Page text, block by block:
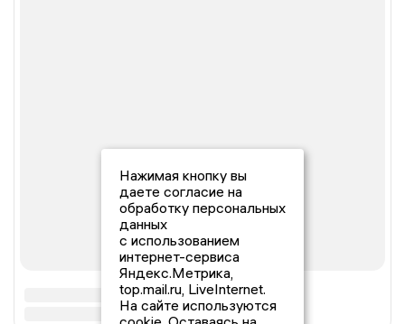
Нажимая кнопку вы
даете согласие на
обработку персональных
данных
с использованием
интернет-сервиса
Яндекс.Метрика,
top.mail.ru, LiveInternet.
На сайте используются